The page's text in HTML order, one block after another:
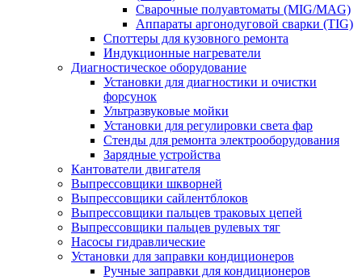
Сварочные полуавтоматы (MIG/MAG)
Аппараты аргонодуговой сварки (TIG)
Споттеры для кузовного ремонта
Индукционные нагреватели
Диагностическое оборудование
Установки для диагностики и очистки
форсунок
Ультразвуковые мойки
Установки для регулировки света фар
Стенды для ремонта электрооборудования
Зарядные устройства
Кантователи двигателя
Выпрессовщики шкворней
Выпрессовщики сайлентблоков
Выпрессовщики пальцев траковых цепей
Выпрессовщики пальцев рулевых тяг
Насосы гидравлические
Установки для заправки кондиционеров
Ручные заправки для кондиционеров